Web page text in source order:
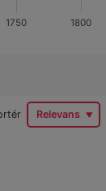
1750 1800
Relevans